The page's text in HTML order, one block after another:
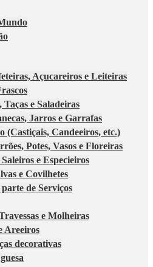
Açucareiros e Leiteiras
Taças e Saladeiras
Jarros e Garrafas
(Castiçais, Candeeiros, etc.)
Potes, Vasos e Floreiras
e Especieiros
e Covilhetes
parte de Serviços
e Molheiras
Areeiros
decorativas